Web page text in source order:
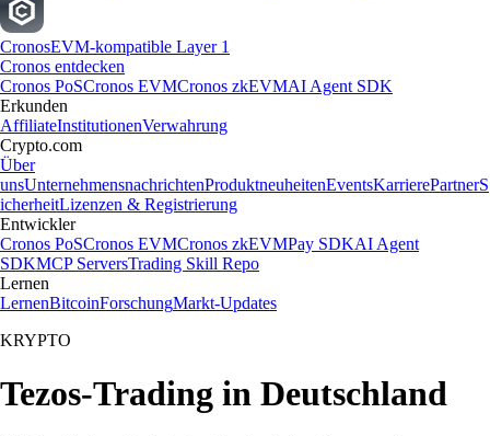
CronosEVM-kompatible Layer 1
Cronos entdecken
Cronos PoSCronos EVMCronos zkEVMAI Agent SDK
Erkunden
AffiliateInstitutionenVerwahrung
Crypto.com
Über
unsUnternehmensnachrichtenProduktneuheitenEventsKarrierePartnerS
icherheitLizenzen & Registrierung
Entwickler
Cronos PoSCronos EVMCronos zkEVMPay SDKAI Agent
SDKMCP ServersTrading Skill Repo
Lernen
LernenBitcoinForschungMarkt-Updates
KRYPTO
Tezos-Trading in Deutschland